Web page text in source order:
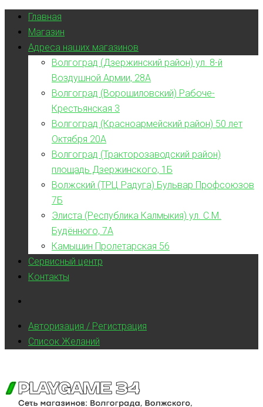
Главная
Магазин
Адреса наших магазинов
Волгоград (Дзержинский район) ул. 8-й
Воздушной Армии, 28А
Волгоград (Ворошиловский) Рабоче-
Крестьянская 3
Волгоград (Красноармейский район) 50 лет
Октября 20А
Волгоград (Тракторозаводский район)
площадь Дзержинского, 1Б
Волжский (ТРЦ Радуга) Бульвар Профсоюзов
7Б
Элиста (Республика Калмыкия) ул. С.М.
Будённого, 7А
Камышин Пролетарская 56
Сервисный центр
Контакты
Авторизация / Регистрация
Список Желаний